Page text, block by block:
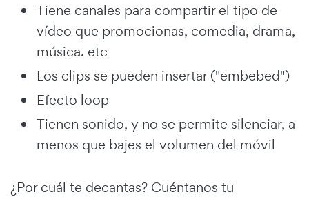
Tiene canales para compartir el tipo de
vídeo que promocionas, comedia, drama,
música. etc
Los clips se pueden insertar ("embebed")
Efecto loop
Tienen sonido, y no se permite silenciar, a
menos que bajes el volumen del móvil
¿Por cuál te decantas? Cuéntanos tu